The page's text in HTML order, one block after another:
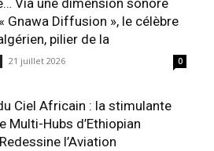
Via une dimension sonore
Gnawa Diffusion », le célèbre
pilier de la
21 juillet 2026 0
Ciel Africain : la stimulante
Multi-Hubs d’Ethiopian
l’Aviation